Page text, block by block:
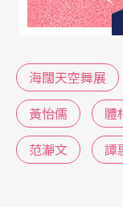
面銜接到〈透
一根肋骨，舞
情事繼續發展，
境，爲下半場
觀衆入鏡模糊觀
海闊天空舞展
黃怡儒
體
范瀞文
譚